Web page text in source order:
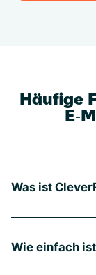
Häufige
Was ist
Wie einfach